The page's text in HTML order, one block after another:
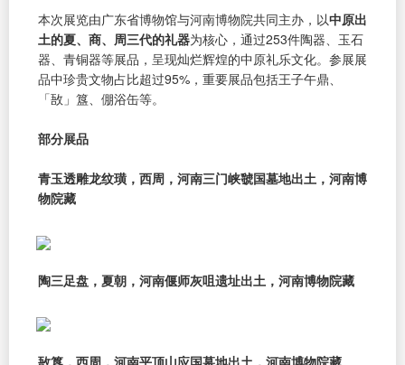
本次展览由广东省博物馆与河南博物院共同主办，以中原出
土的夏、商、周三代的礼器为核心，通过253件陶器、玉石
器、青铜器等展品，呈现灿烂辉煌的中原礼乐文化。参展展
品中珍贵文物占比超过95%，重要展品包括王子午鼎、
「敔」簋、倗浴缶等。
部分展品
青玉透雕龙纹璜，西周，河南三门峡虢国墓地出土，河南博
物院藏
陶三足盘，夏朝，河南偃师灰咀遗址出土，河南博物院藏